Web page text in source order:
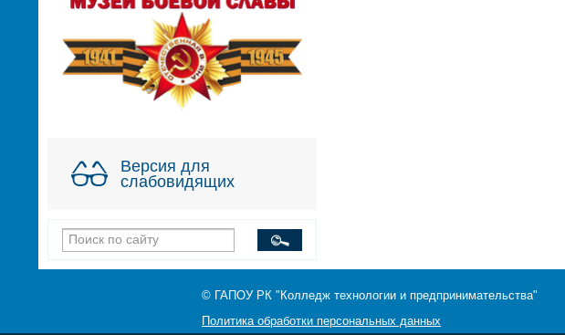
Версия для
слабовидящих
© ГАПОУ РК "Колледж технологии и предпринимательства"
Политика обработки персональных данных